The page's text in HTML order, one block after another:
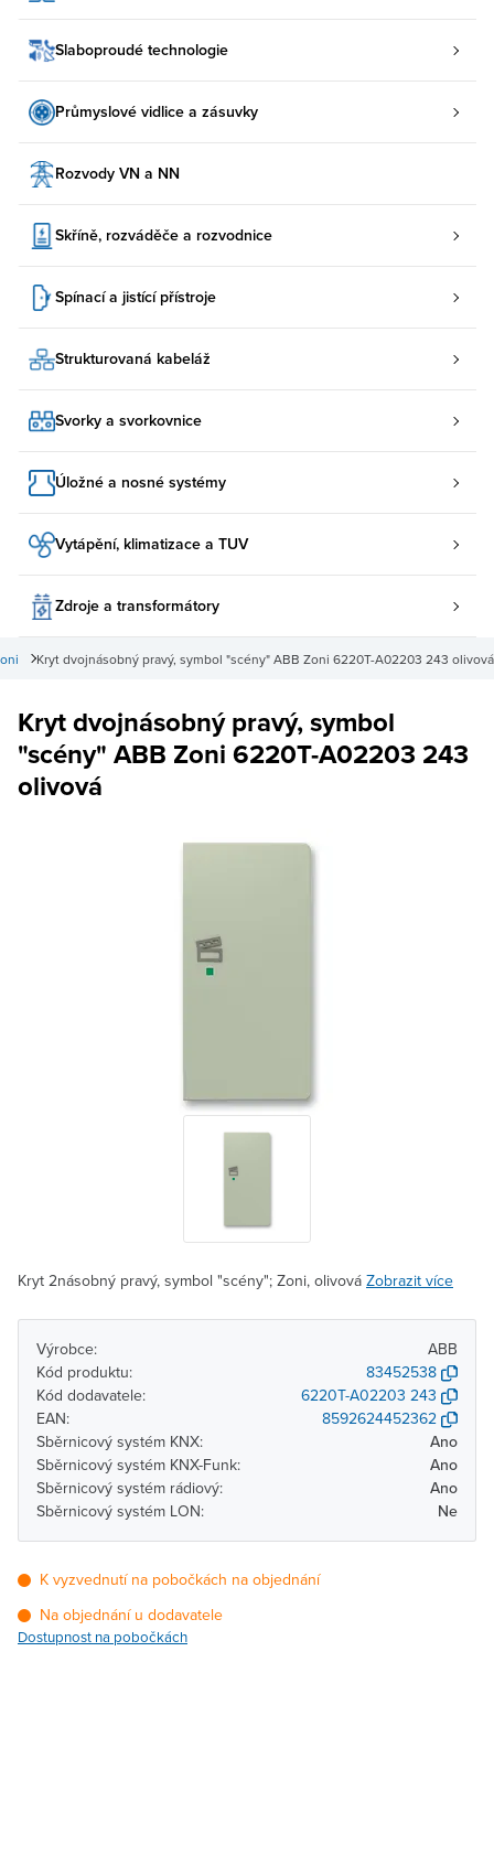
Slaboproudé technologie
Průmyslové vidlice a zásuvky
Rozvody VN a NN
Skříně, rozváděče a rozvodnice
Spínací a jistící přístroje
Strukturovaná kabeláž
Svorky a svorkovnice
Úložné a nosné systémy
Vytápění, klimatizace a TUV
Zdroje a transformátory
Kryt dvojnásobný pravý, symbol "scény" ABB Zoni 6220T-A02203 243 olivová
Kryt dvojnásobný pravý, symbol
"scény" ABB Zoni 6220T-A02203 243
olivová
Kryt 2násobný pravý, symbol "scény"; Zoni, olivová Zobrazit více
Výrobce:
ABB
Kód produktu:
83452538
Kód dodavatele:
6220T-A02203 243
EAN:
8592624452362
Sběrnicový systém KNX:
Ano
Sběrnicový systém KNX-Funk:
Ano
Sběrnicový systém rádiový:
Ano
Sběrnicový systém LON:
Ne
K vyzvednutí na pobočkách na objednání
Na objednání u dodavatele
Dostupnost na pobočkách